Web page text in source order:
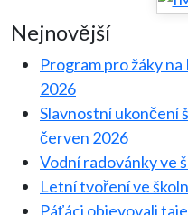
Nejnovější
Program pro žáky na
2026
Slavnostní ukončení
červen 2026
Vodní radovánky ve
Letní tvoření ve
Páťáci objevovali